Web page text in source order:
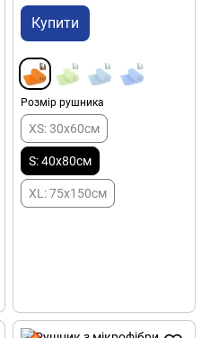
Купити
Розмір рушника
XS: 30х60см
S: 40х80см
XL: 75х150см